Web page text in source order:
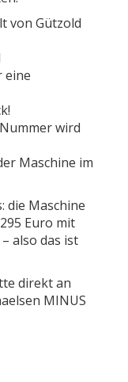
von Gützold
eine
wird
Maschine im
die Maschine
Euro mit
also das ist
direkt an
MINUS